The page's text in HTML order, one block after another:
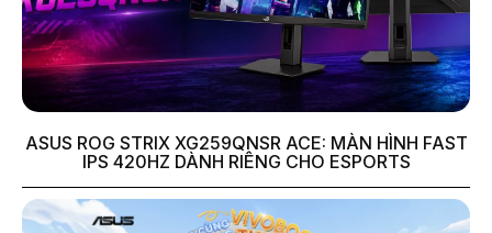
ASUS ROG STRIX XG259QNSR ACE: MÀN HÌNH FAST
IPS 420HZ DÀNH RIÊNG CHO ESPORTS